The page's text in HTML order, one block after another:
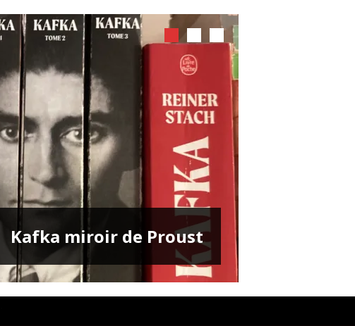
Kafka miroir de Proust